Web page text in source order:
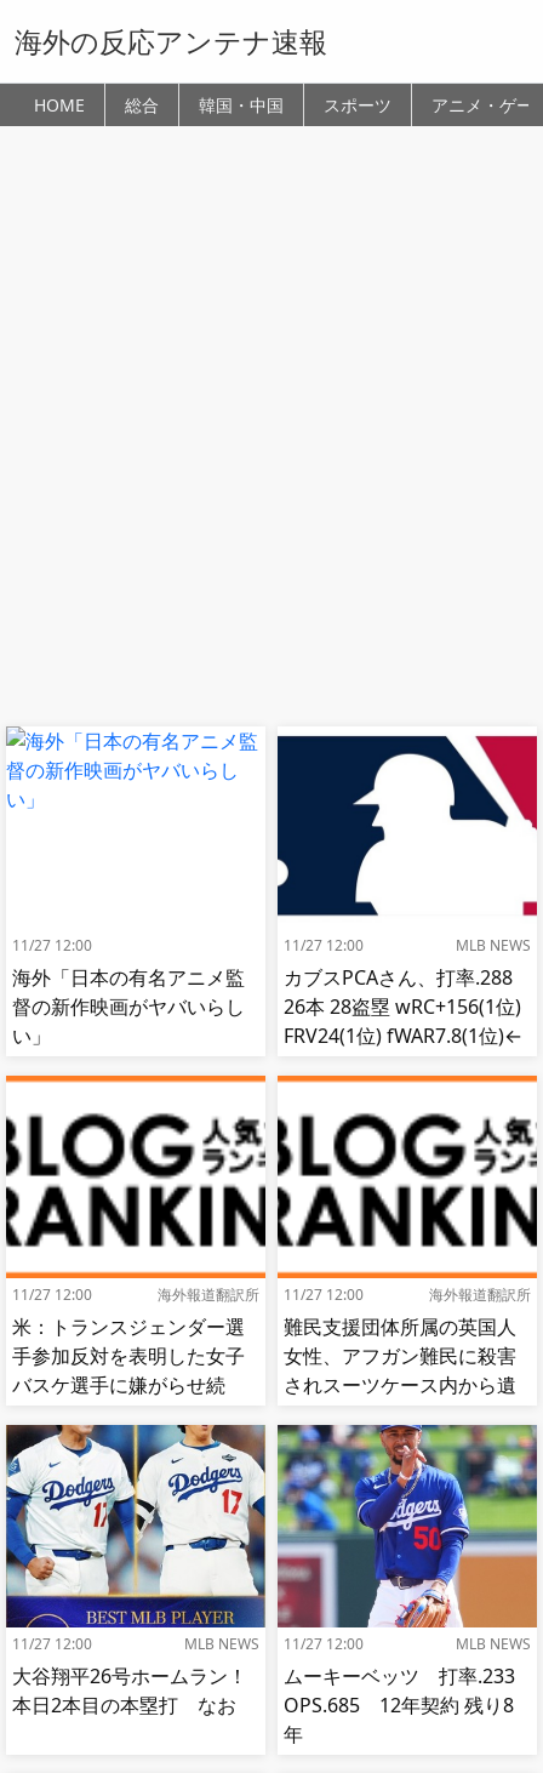
海外の反応アンテナ速報
HOME 総合 韓国・中国 スポーツ アニメ・ゲー
11/27 12:00
海外「日本の有名アニメ監
督の新作映画がヤバいらし
い」
11/27 12:00 MLB NEWS
カブスPCAさん、打率.288
26本 28盗塁 wRC+156(1位)
FRV24(1位) fWAR7.8(1位)←
11/27 12:00 海外報道翻訳所
米：トランスジェンダー選
手参加反対を表明した女子
バスケ選手に嫌がらせ続
肘鉄を顔面に食らう[海外の
反応]
11/27 12:00 海外報道翻訳所
難民支援団体所属の英国人
女性、アフガン難民に殺害
されスーツケース内から遺
応]
11/27 12:00 MLB NEWS
大谷翔平26号ホームラン！
本日2本目の本塁打 なお
11/27 12:00 MLB NEWS
ムーキーベッツ 打率.233
OPS.685 12年契約 残り8
年